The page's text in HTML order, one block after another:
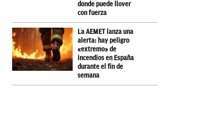
donde puede llover
con fuerza
La AEMET lanza una
alerta: hay peligro
«extremo» de
incendios en España
durante el fin de
semana